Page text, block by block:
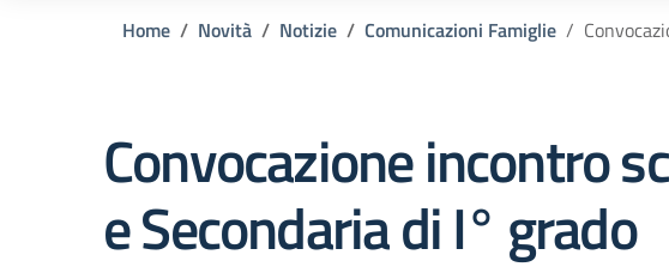
Home Novità Notizie Comunicazioni Famiglie
Convocazione incontro
e Secondaria di I° grado